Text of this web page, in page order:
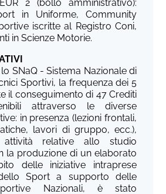
2 (bollo amministrativo):
in Uniforme, Community
iscritte al Registro Coni,
in Scienze Motorie.
SNaQ - Sistema Nazionale di
Sportivi, la frequenza dei 5
il conseguimento di 47 Crediti
attraverso le diverse
in presenza (lezioni frontali,
lavori di gruppo, ecc.),
relative allo studio
la produzione di un elaborato
delle iniziative intraprese
Sport a supporto delle
Nazionali, è stato